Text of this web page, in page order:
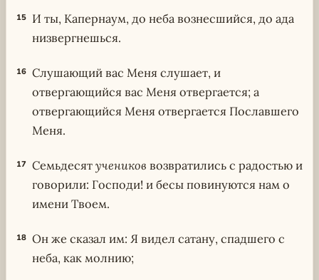
15 И ты, Капернаум, до неба вознесшийся, до ада
низвергнешься.
16 Слушающий вас Меня слушает, и
отвергающийся вас Меня отвергается; а
отвергающийся Меня отвергается Пославшего
Меня.
17 Семьдесят учеников возвратились с радостью и
говорили: Господи! и бесы повинуются нам о
имени Твоем.
18 Он же сказал им: Я видел сатану, спадшего с
неба, как молнию;